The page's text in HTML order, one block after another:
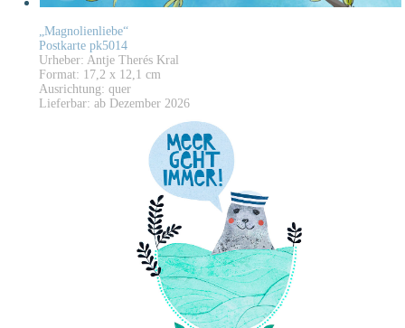
„Magnolienliebe“
Postkarte pk5014
Urheber: Antje Therés Kral
Format: 17,2 x 12,1 cm
Ausrichtung: quer
Lieferbar: ab Dezember 2026